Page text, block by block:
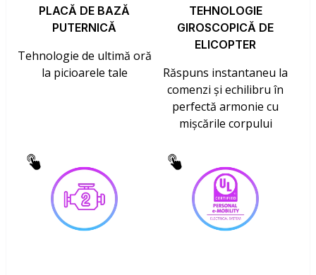
PLACĂ DE BAZĂ
PUTERNICĂ
Tehnologie de ultimă oră
la picioarele tale
TEHNOLOGIE
GIROSCOPICĂ DE
ELICOPTER
Răspuns instantaneu la
comenzi și echilibru în
perfectă armonie cu
mișcările corpului